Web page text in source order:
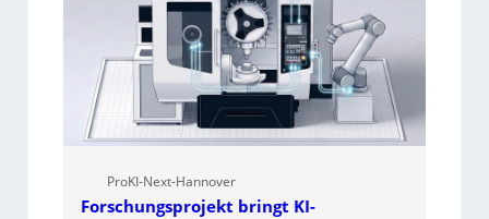
ProKI-Next-Hannover
Forschungsprojekt bringt KI-